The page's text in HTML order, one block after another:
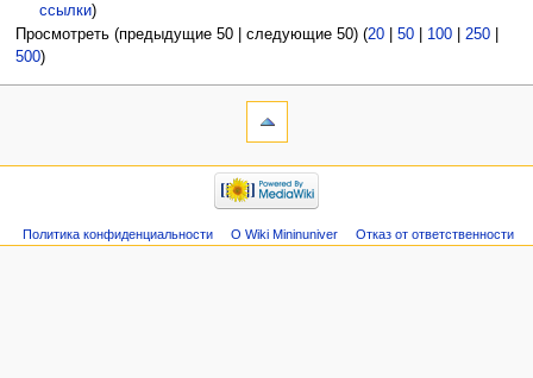
ссылки)
Просмотреть (предыдущие 50 | следующие 50) (20| 50| 100| 250|
500)
Политика конфиденциальности О Wiki Mininuniver Отказ от ответственности